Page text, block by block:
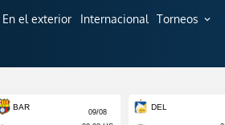
En el exterior Internacional Torneos expand_more